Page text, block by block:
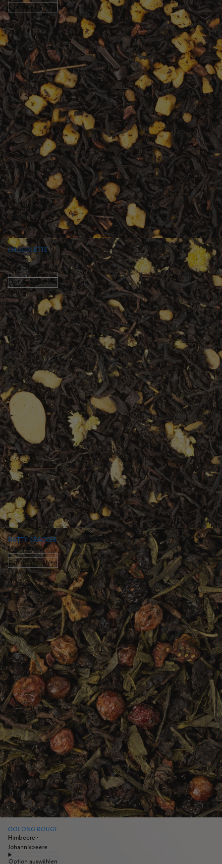
Option auswählen
CHOCOLETTE
Crepe ·
Schokolade
Option auswählen
NUTTY CRACKER
Marzipan
Option auswählen
OOLONG ROUGE
Himbeere ·
Johannisbeere
Option auswählen